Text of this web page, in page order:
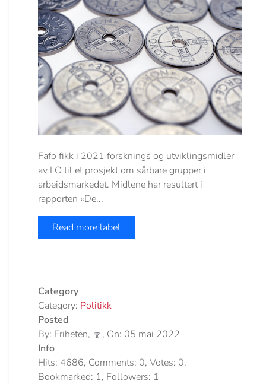
Fafo fikk i 2021 forsknings og utviklingsmidler
av LO til et prosjekt om sårbare grupper i
arbeidsmarkedet. Midlene har resultert i
rapporten «De...
Read more label
Category
Category: Politikk
Posted
By: Friheten,
, On: 05 mai 2022
Info
Hits: 4686, Comments: 0, Votes: 0,
Bookmarked: 1, Followers: 1